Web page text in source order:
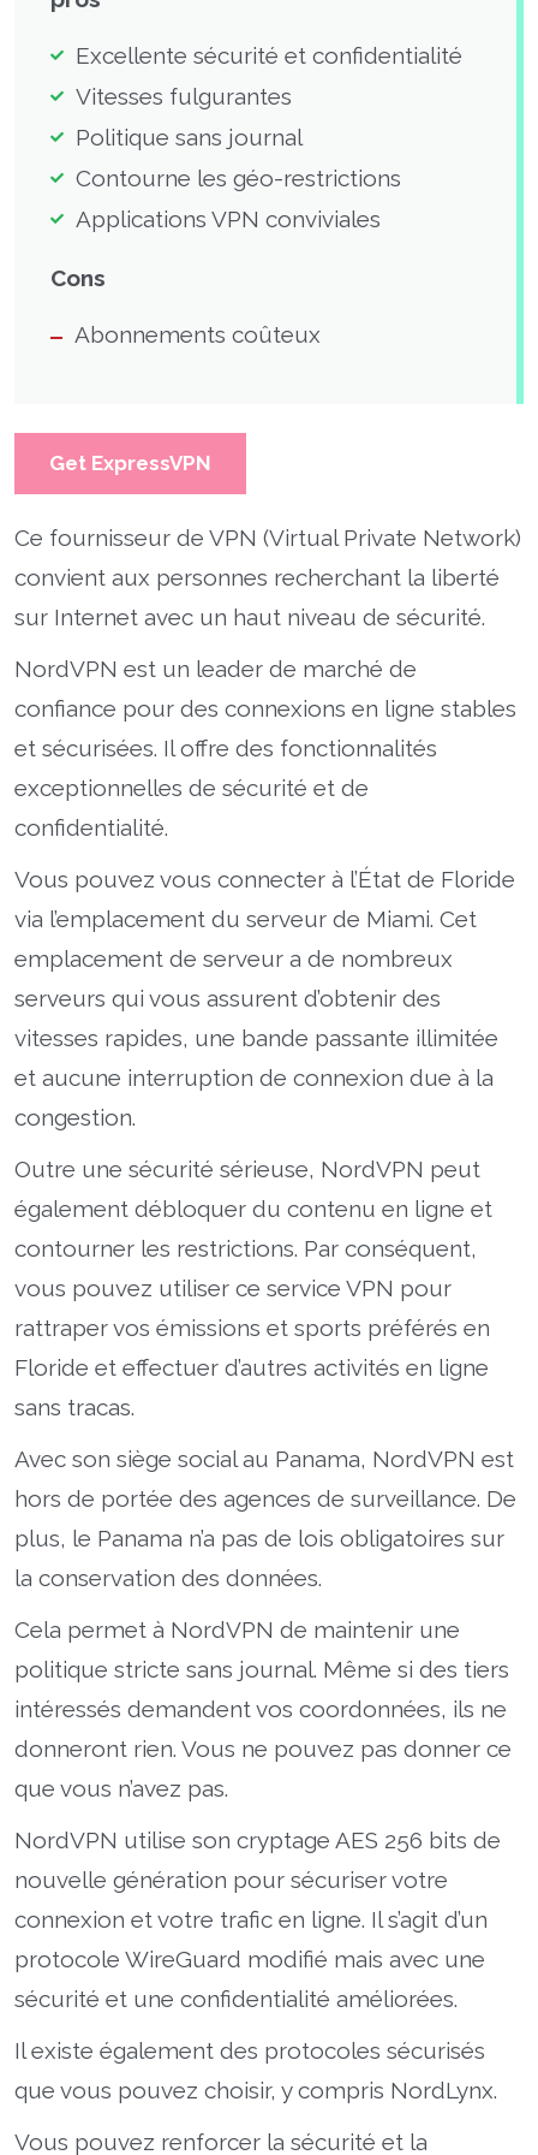
Excellente sécurité et confidentialité
Vitesses fulgurantes
Politique sans journal
Contourne les géo-restrictions
Applications VPN conviviales
Cons
Abonnements coûteux
Get ExpressVPN
Ce fournisseur de VPN (Virtual Private Network)
convient aux personnes recherchant la liberté
sur Internet avec un haut niveau de sécurité.
NordVPN est un leader de marché de
confiance pour des connexions en ligne stables
et sécurisées. Il offre des fonctionnalités
exceptionnelles de sécurité et de
confidentialité.
Vous pouvez vous connecter à l’État de Floride
via l’emplacement du serveur de Miami. Cet
emplacement de serveur a de nombreux
serveurs qui vous assurent d’obtenir des
vitesses rapides, une bande passante illimitée
et aucune interruption de connexion due à la
congestion.
Outre une sécurité sérieuse, NordVPN peut
également débloquer du contenu en ligne et
contourner les restrictions. Par conséquent,
vous pouvez utiliser ce service VPN pour
rattraper vos émissions et sports préférés en
Floride et effectuer d’autres activités en ligne
sans tracas.
Avec son siège social au Panama, NordVPN est
hors de portée des agences de surveillance. De
plus, le Panama n’a pas de lois obligatoires sur
la conservation des données.
Cela permet à NordVPN de maintenir une
politique stricte sans journal. Même si des tiers
intéressés demandent vos coordonnées, ils ne
donneront rien. Vous ne pouvez pas donner ce
que vous n’avez pas.
NordVPN utilise son cryptage AES 256 bits de
nouvelle génération pour sécuriser votre
connexion et votre trafic en ligne. Il s’agit d’un
protocole WireGuard modifié mais avec une
sécurité et une confidentialité améliorées.
Il existe également des protocoles sécurisés
que vous pouvez choisir, y compris NordLynx.
Vous pouvez renforcer la sécurité et la